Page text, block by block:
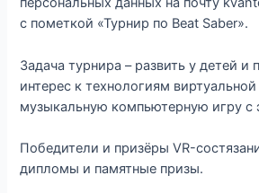
с пометкой «Турнир по Beat Saber».
Задача турнира – развить у детей и
интерес к технологиям
музыкальную компьютерную игру с
Победители и призёры VR-
дипломы и памятные призы.